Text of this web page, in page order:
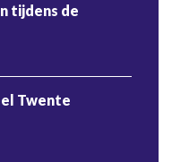
tijdens de
Twente